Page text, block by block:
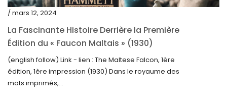
mai 2023
avril 2023
mars 2023
février 2023
janvier 2023
/ mars 12, 2024
La Fascinante Histoire Derrière la Première
Édition du « Faucon Maltais » (1930)
(english follow) Link - lien : The Maltese Falcon, 1ère
édition, 1ère impression (1930) Dans le royaume des
mots imprimés,...